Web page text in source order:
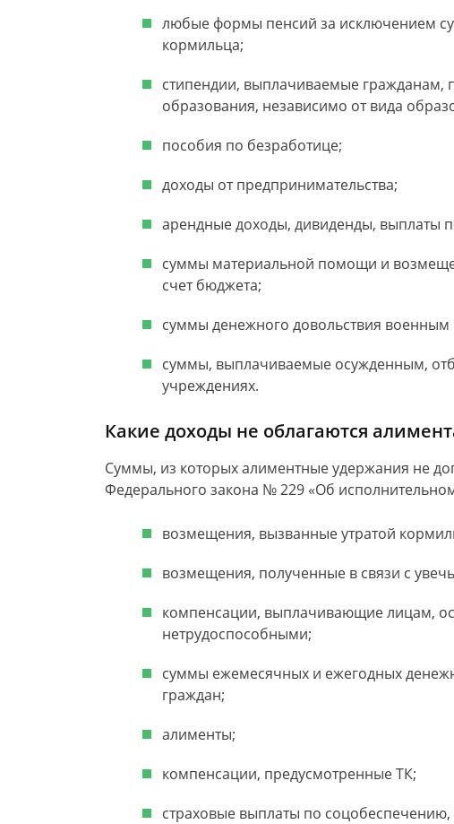
любые формы пенсий за исключением
кормильца;
стипендии, выплачиваемые
образования, независимо от вида
пособия по безработице;
доходы от предпринимательства;
арендные доходы, дивиденды, выплаты
суммы материальной помощи и
счет бюджета;
суммы денежного довольствия
суммы, выплачиваемые осужденным,
учреждениях.
Какие доходы не облагаются
Суммы, из которых алиментные удержания не
Федерального закона № 229 «Об
возмещения, вызванные утратой
возмещения, полученные в связи с
компенсации, выплачивающие лицам,
нетрудоспособными;
суммы ежемесячных и ежегодных
граждан;
алименты;
компенсации, предусмотренные ТК;
страховые выплаты по